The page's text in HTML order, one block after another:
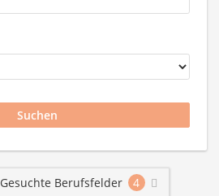
Gesuchte Berufsfelder
4